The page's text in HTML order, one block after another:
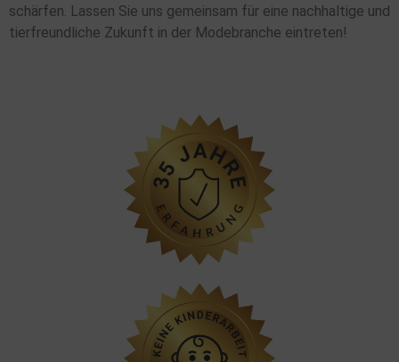
schärfen. Lassen Sie uns gemeinsam für eine nachhaltige und
tierfreundliche Zukunft in der Modebranche eintreten!